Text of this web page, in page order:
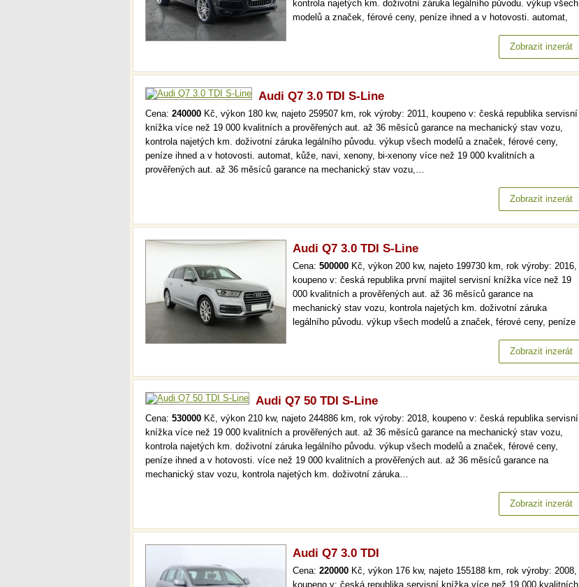
kontrola najetých km. doživotní záruka legálního původu. výkup všech
modelů a značek, férové ceny, peníze ihned a v hotovosti. automat,
36 měsíců garance na mechanický stav vozu, kontrola…Zobrazit inzerát
Audi Q7 3.0 TDI S-Line
Cena: 240000 Kč, výkon 180 kw, najeto 259507 km, rok výroby: 2011, koupeno v: česká republika servisní
knížka více než 19 000 kvalitních a prověřených aut. až 36 měsíců garance na mechanický stav vozu,
kontrola najetých km. doživotní záruka legálního původu. výkup všech modelů a značek, férové ceny,
peníze ihned a v hotovosti. automat, kůže, navi, xenony, bi-xenony více než 19 000 kvalitních a
prověřených aut. až 36 měsíců garance na mechanický stav vozu,…
Zobrazit inzerát
Audi Q7 3.0 TDI S-Line
Cena: 500000 Kč, výkon 200 kw, najeto 199730 km, rok výroby: 2016,
koupeno v: česká republika první majitel servisní knížka více než 19
000 kvalitních a prověřených aut. až 36 měsíců garance na
mechanický stav vozu, kontrola najetých km. doživotní záruka
legálního původu. výkup všech modelů a značek, férové ceny, peníze
36 měsíců garance na mechanický stav vozu, kontrola najetých km.…
Zobrazit inzerát
Audi Q7 50 TDI S-Line
Cena: 530000 Kč, výkon 210 kw, najeto 244886 km, rok výroby: 2018, koupeno v: česká republika servisní
knížka více než 19 000 kvalitních a prověřených aut. až 36 měsíců garance na mechanický stav vozu,
kontrola najetých km. doživotní záruka legálního původu. výkup všech modelů a značek, férové ceny,
peníze ihned a v hotovosti. více než 19 000 kvalitních a prověřených aut. až 36 měsíců garance na
mechanický stav vozu, kontrola najetých km. doživotní záruka…
Zobrazit inzerát
Audi Q7 3.0 TDI
Cena: 220000 Kč, výkon 176 kw, najeto 155188 km, rok výroby: 2008,
koupeno v: česká republika servisní knížka více než 19 000 kvalitních